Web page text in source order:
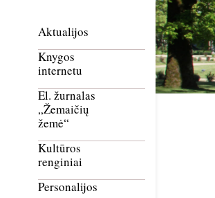
Aktualijos
Knygos
internetu
El. žurnalas
„Žemaičių
žemė“
Kultūros
renginiai
Personalijos